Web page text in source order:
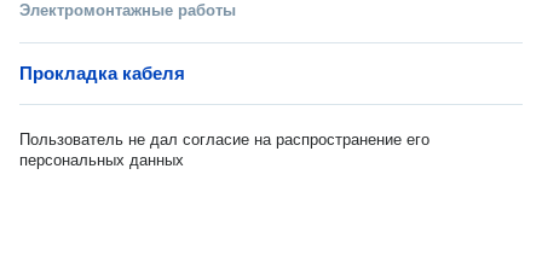
Электромонтажные работы
Прокладка кабеля
Пользователь не дал согласие на распространение его
персональных данных